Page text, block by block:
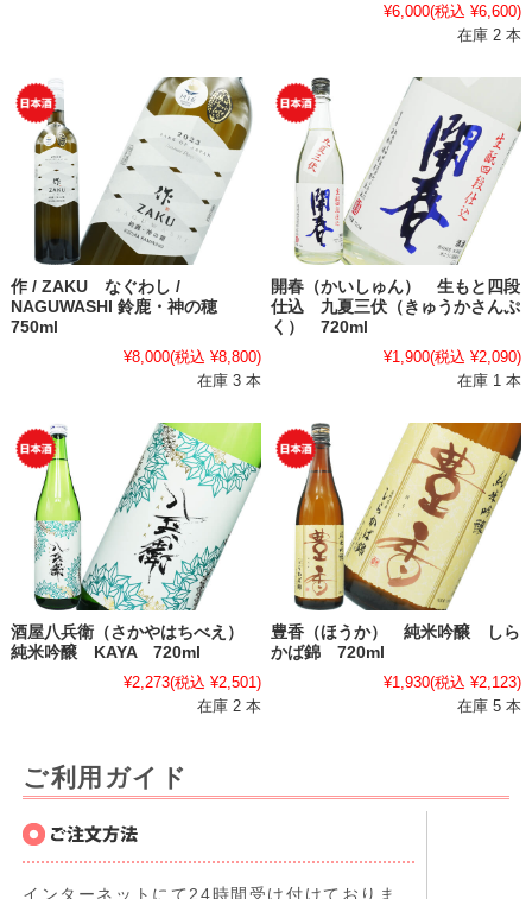
¥6,000(税込 ¥6,600)
在庫 2 本
作 / ZAKU なぐわし /
NAGUWASHI 鈴鹿・神の穂
750ml
¥8,000(税込 ¥8,800)
在庫 3 本
開春（かいしゅん） 生もと四段
仕込 九夏三伏（きゅうかさんぷ
く） 720ml
¥1,900(税込 ¥2,090)
在庫 1 本
酒屋八兵衛（さかやはちべえ）
純米吟醸 KAYA 720ml
¥2,273(税込 ¥2,501)
在庫 2 本
豊香（ほうか） 純米吟醸 しら
かば錦 720ml
¥1,930(税込 ¥2,123)
在庫 5 本
ご利用ガイド
インターネットにて24時間受け付けておりま